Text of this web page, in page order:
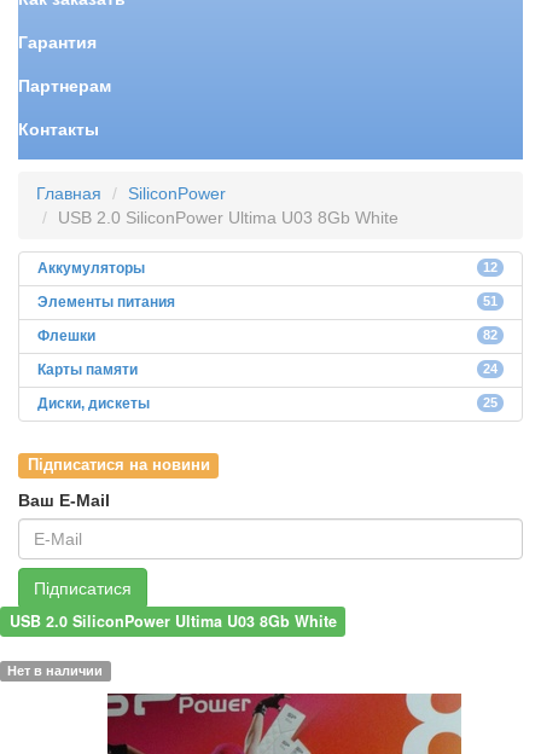
Гарантия
Партнерам
Контакты
Главная
SiliconPower
USB 2.0 SiliconPower Ultima U03 8Gb White
Аккумуляторы 12
Элементы питания 51
Флешки 82
Карты памяти 24
Диски, дискеты 25
Підписатися на новини
Ваш E-Mail
Підписатися
USB 2.0 SiliconPower Ultima U03 8Gb White
Нет в наличии